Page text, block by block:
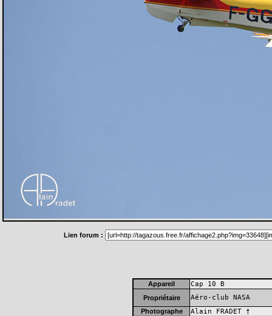
Lien forum :
Appareil Cap 10 B
Propriétaire Aéro-club NASA
Photographe Alain FRADET †